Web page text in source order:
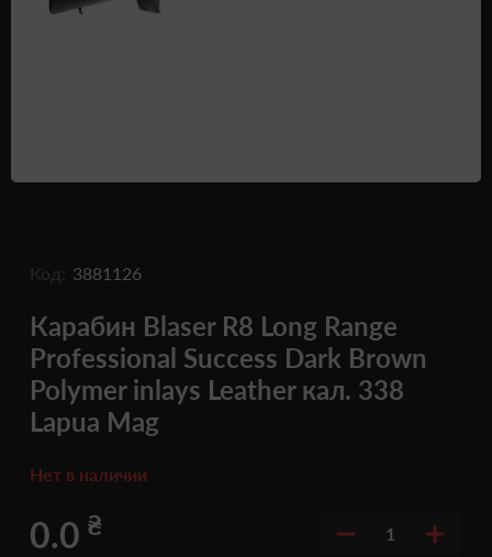
Код: 3881126
Карабин Blaser R8 Long Range
Professional Success Dark Brown
Polymer inlays Leather кал. 338
Lapua Mag
Нет в наличии
0.0 ₴ 1